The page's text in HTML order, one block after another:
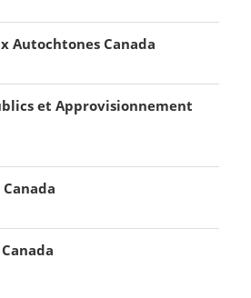
Autochtones Canada
et Approvisionnement